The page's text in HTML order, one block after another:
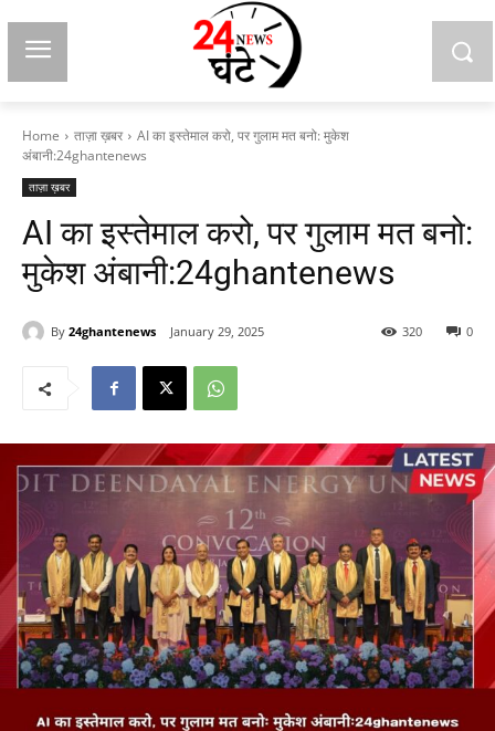
Home ताज़ा ख़बर
AI का इस्तेमाल करो, पर गुलाम मत बनो: मुकेश
अंबानी:24ghantenews
ताज़ा ख़बर
AI का इस्तेमाल करो, पर गुलाम मत बनो:
मुकेश अंबानी:24ghantenews
By 24ghantenews January 29, 2025 0
320